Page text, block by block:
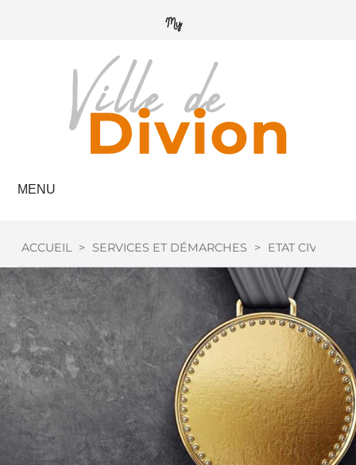
MENU
ACCUEIL > SERVICES ET DÉMARCHES > ETAT CIVIL